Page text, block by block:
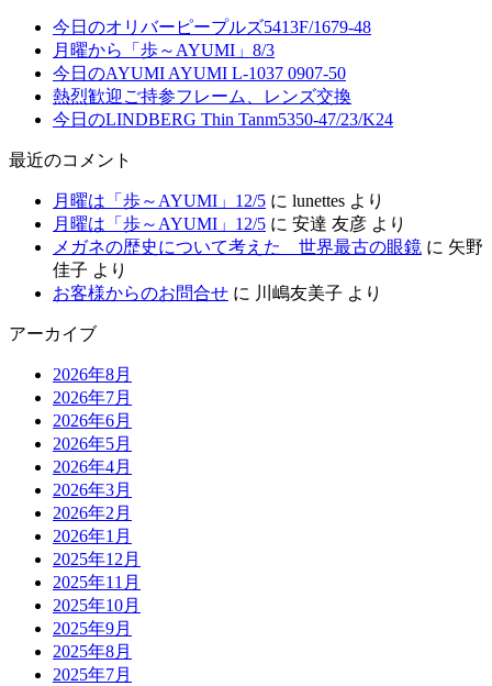
今日のオリバーピープルズ5413F/1679-48
月曜から「歩～AYUMI」8/3
今日のAYUMI AYUMI L-1037 0907-50
熱烈歓迎ご持参フレーム、レンズ交換
今日のLINDBERG Thin Tanm5350-47/23/K24
最近のコメント
月曜は「歩～AYUMI」12/5 に lunettes より
月曜は「歩～AYUMI」12/5 に 安達 友彦 より
メガネの歴史について考えた 世界最古の眼鏡 に 矢野
佳子 より
お客様からのお問合せ に 川嶋友美子 より
アーカイブ
2026年8月
2026年7月
2026年6月
2026年5月
2026年4月
2026年3月
2026年2月
2026年1月
2025年12月
2025年11月
2025年10月
2025年9月
2025年8月
2025年7月